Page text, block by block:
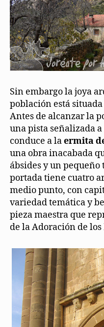
Sin embargo la joya
población está
Antes de alcanzar la
una pista señalizada
conduce a laermita
una obra inacabada
ábsides y un pequeño
portada tiene cuatro
medio punto, con
variedad temática y
pieza maestra que
de la Adoración de los